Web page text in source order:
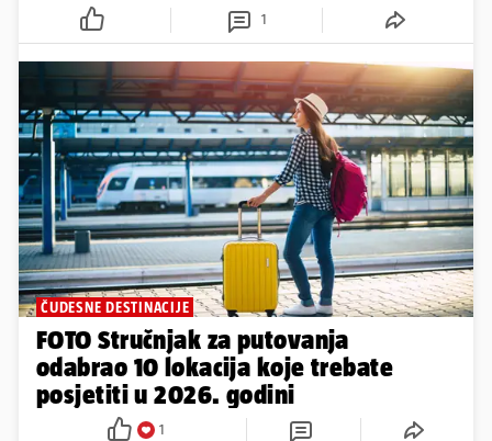
1
ČUDESNE DESTINACIJE
FOTO Stručnjak za putovanja
odabrao 10 lokacija koje trebate
posjetiti u 2026. godini
1